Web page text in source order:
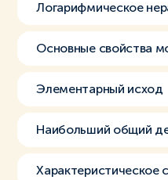
Логарифмическое
Основные свойства
Элементарный исход
Наибольший общий
Характеристическое